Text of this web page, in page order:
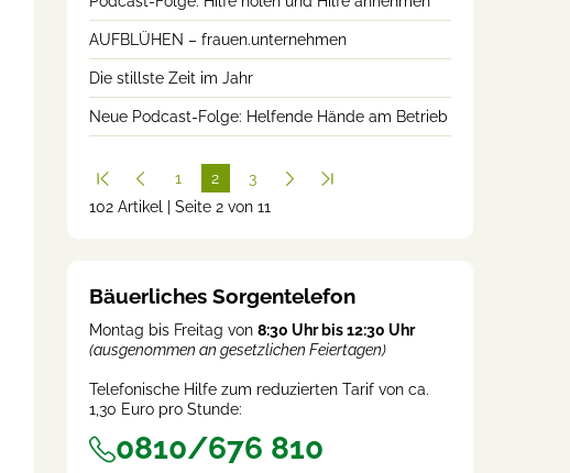
AUFBLÜHEN – frauen.unternehmen
Die stillste Zeit im Jahr
Neue Podcast-Folge: Helfende Hände am Betrieb
1
2
(cur
3
102 Artikel | Seite 2 von 11
Bäuerliches Sorgentelefon
Montag bis Freitag von 8:30 Uhr bis 12:30 Uhr
(ausgenommen an gesetzlichen Feiertagen)
Telefonische Hilfe zum reduzierten Tarif von ca.
1,30 Euro pro Stunde:
0810/676 810